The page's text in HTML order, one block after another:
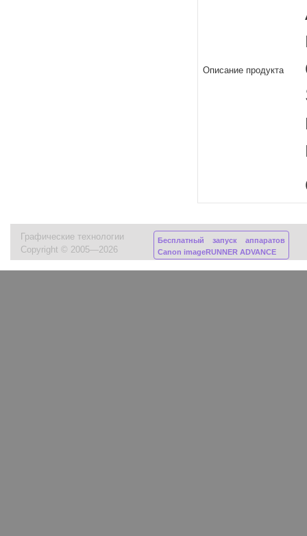
Описание продукта
Графические технологии
Copyright © 2005—2026
Бесплатный запуск аппаратов
Canon imageRUNNER ADVANCE